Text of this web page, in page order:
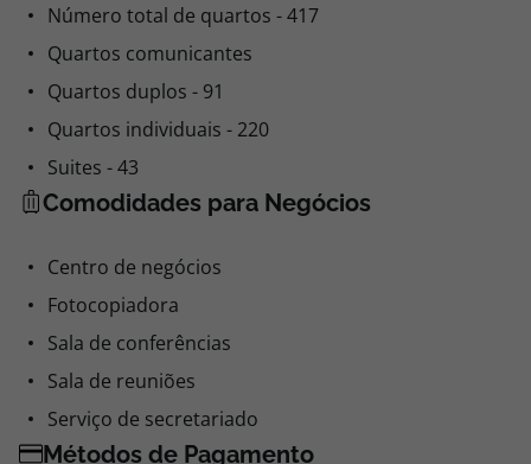
Número total de quartos - 417
Quartos comunicantes
Quartos duplos - 91
Quartos individuais - 220
Suites - 43
Comodidades para Negócios
Centro de negócios
Fotocopiadora
Sala de conferências
Sala de reuniões
Serviço de secretariado
Métodos de Pagamento